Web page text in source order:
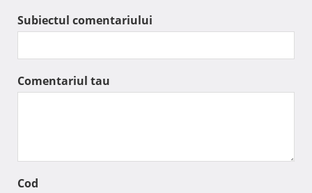
Subiectul comentariului
Comentariul tau
Cod